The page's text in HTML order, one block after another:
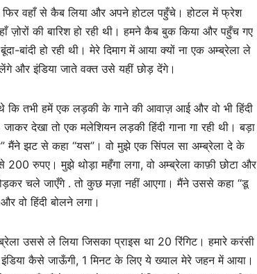
वहाँ से कैब लिया और अपने होटल पहुँचे। होटल में फ्रेश
ज़ोरों की बारिश हो रही थी। हमने कैब बुक किया और पहुँच गए
बांदी हो रही थी। मेरे दिमाग में आया क्यों ना एक अम्ब्रेला ले
लेंगे और इंडिया जाते वक्त उसे यहीं छोड़ देंगे।
कि तभी हमें एक लड़की के गाने की आवाज़ आई और वो भी हिंदी
देखा तो एक मलेशियन लड़की हिंदी गाना गा रही थी। बड़ा
मैंने झट से कहा “यस”। वो मुझे एक सिंपल सा अम्ब्रेला दे के
रुपए। मुझे थोड़ा महँगा लगा, वो अम्ब्रेला काफ़ी छोटा और
चले जाएँगे . तो कुछ मज़ा नहीं आएगा। मैंने उससे कहा “डू
वो हिंदी बोलने लगा।
उससे ले लिया जिसका प्राइस था 20 रिंगिट। हमारे करंसी
कैसे जाऊँगी, 1 मिनट के लिए ये ख्याल मेरे जहन में आया।